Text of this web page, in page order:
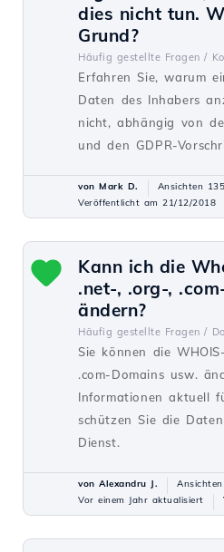
dies nicht tun.
Grund?
Häufig gestellte Fragen /
Erfahren Sie, warum
Daten des Inhabers
nicht, abhängig von
und den GDPR-
von Mark D. Ansichten
Veröffentlicht am 21/12/2018
Kann ich die
.net-, .org-,
ändern?
Häufig gestellte Fragen /
Sie können die
.com-Domains usw.
Informationen aktuell
schützen Sie die
Dienst.
von Alexandru J.
Vor einem Jahr aktualisiert